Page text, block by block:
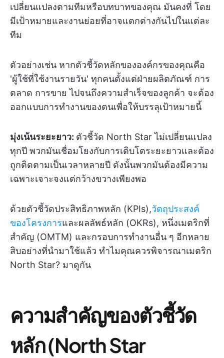
เปลี่ยนแปลงตามทีมหรือบทบาทของคุณ มันคงที่ โดย
มีเป้าหมายและงานย่อยที่อาจแตกต่างกันไปในแต่ละ
ทีม
ตัวอย่างเช่น หากตัวชี้วัดหลักขององค์กรของคุณคือ
'ผู้ใช้ที่ใช้งานรายวัน' ทุกคนตั้งแต่ฝ่ายผลิตภัณฑ์ การ
ตลาด การขาย ไปจนถึงความสำเร็จของลูกค้า จะต้อง
ออกแบบการทำงานของตนเพื่อให้บรรลุเป้าหมายนี้
มุ่งเน้นระยะยาว: ตัวชี้วัด North Star ไม่เปลี่ยนแปลง
ทุกปี พวกมันเชื่อมโยงกับการเติบโตระยะยาวและต้อง
ถูกติดตามเป็นเวลาหลายปี ดังนั้นพวกมันต้องมีความ
เฉพาะเจาะจงแต่กว้างขวางเพียงพอ
ด้วยตัวชี้วัดประสิทธิภาพหลัก (KPIs),วัตถุประสงค์
ของโครงการและผลลัพธ์หลัก (OKRs), หนึ่งเมตริกที่
สำคัญ (OMTM) และกรอบการทำงานอื่น ๆ อีกหลาย
สิบอย่างที่นำมาใช้แล้ว ทำไมคุณควรพิจารณาเมตริก
North Star? มาดูกัน
ความสำคัญของตัวชี้วัด
หลัก (North Star